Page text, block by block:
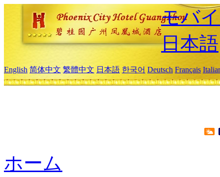
モバ
日本語
English 简体中文 繁體中文 日本語 한국어 Deutsch Français
ホーム